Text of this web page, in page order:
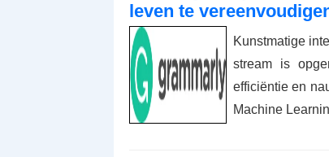
leven te
Kunstmatige
stream is
efficiëntie en
Machine